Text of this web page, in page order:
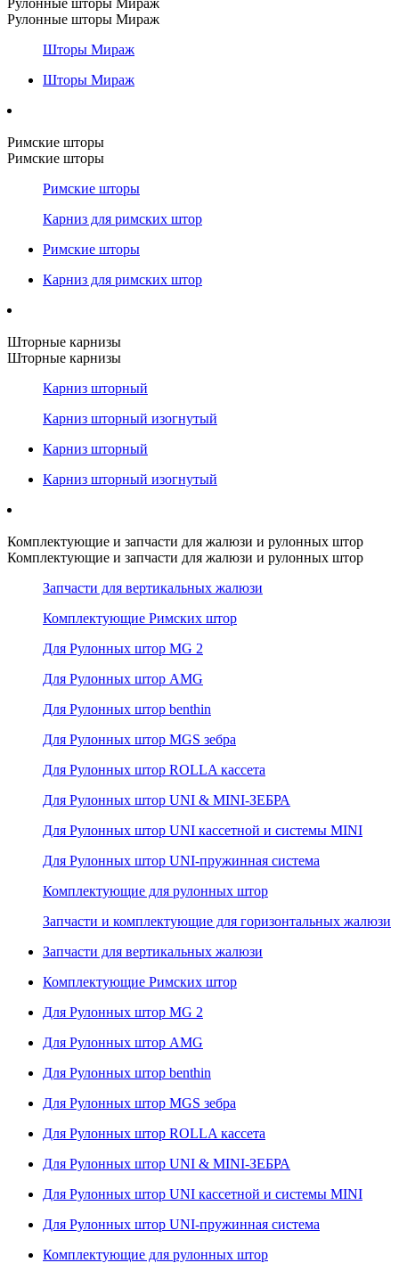
Рулонные шторы Мираж
Шторы Мираж
Шторы Мираж
Римские шторы
Римские шторы
Римские шторы
Карниз для римских штор
Римские шторы
Карниз для римских штор
Шторные карнизы
Шторные карнизы
Карниз шторный
Карниз шторный изогнутый
Карниз шторный
Карниз шторный изогнутый
Комплектующие и запчасти для жалюзи и рулонных штор
Комплектующие и запчасти для жалюзи и рулонных штор
Запчасти для вертикальных жалюзи
Комплектующие Римских штор
Для Рулонных штор MG 2
Для Рулонных штор AMG
Для Рулонных штор benthin
Для Рулонных штор MGS зебра
Для Рулонных штор ROLLA кассета
Для Рулонных штор UNI & MINI-ЗЕБРА
Для Рулонных штор UNI кассетной и системы MINI
Для Рулонных штор UNI-пружинная система
Комплектующие для рулонных штор
Запчасти и комплектующие для горизонтальных жалюзи
Запчасти для вертикальных жалюзи
Комплектующие Римских штор
Для Рулонных штор MG 2
Для Рулонных штор AMG
Для Рулонных штор benthin
Для Рулонных штор MGS зебра
Для Рулонных штор ROLLA кассета
Для Рулонных штор UNI & MINI-ЗЕБРА
Для Рулонных штор UNI кассетной и системы MINI
Для Рулонных штор UNI-пружинная система
Комплектующие для рулонных штор